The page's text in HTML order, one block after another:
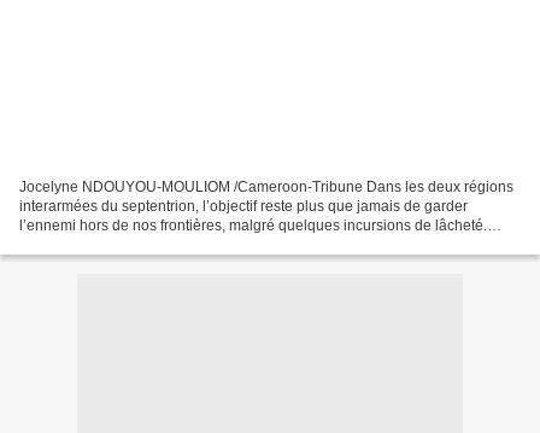
Jocelyne NDOUYOU-MOULIOM /Cameroon-Tribune Dans les deux régions
interarmées du septentrion, l’objectif reste plus que jamais de garder
l’ennemi hors de nos frontières, malgré quelques incursions de lâcheté.